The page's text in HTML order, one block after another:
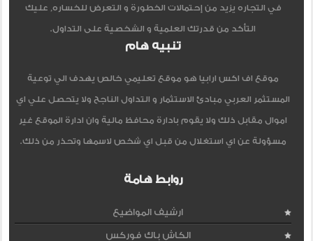
في التجاره يزيد من إحتمالات الخطورة و التعرض للخساره, عليك
التأكد من قدرتك العلمية و الشخصية على التداول.
تنبيه هام
موقع اف اكس ارابيا هو موقع تعليمي خالص يهدف الي توعية
المستثمر العربي مبادئ الاستثمار و التداول الناجح ولا يتحصل علي اي
اموال مقابل ذلك ولا يقوم بادارة محافظ مالية وان ادارة الموقع غير
مسؤولة عن اي استغلال من قبل اي شخص لاسمها وتحذر من ذلك.
روابط هامة
ارشيف المواضيع
الكاش باك فوركس